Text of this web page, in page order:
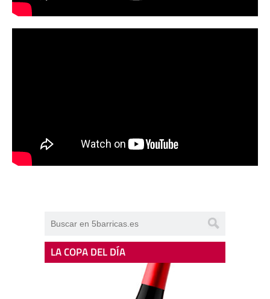
LA COPA DEL DÍA